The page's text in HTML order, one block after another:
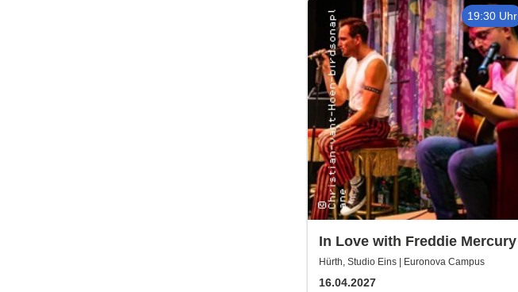
19:30 Uhr
In Love with Freddie Mercury
Hürth, Studio Eins | Euronova Campus
16.04.2027